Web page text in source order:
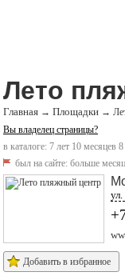
Лето
Главная → Площадки →
Вы владелец страницы?
в каталоге: 7 лет 10 месяцев
был на сайте: больше
Добавить в избранное